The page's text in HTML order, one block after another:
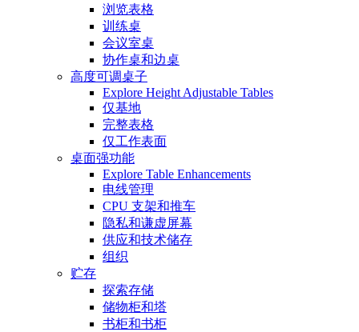
浏览表格
训练桌
会议室桌
协作桌和边桌
高度可调桌子
Explore Height Adjustable Tables
仅基地
完整表格
仅工作表面
桌面强功能
Explore Table Enhancements
电线管理
CPU 支架和推车
隐私和谦虚屏幕
供应和技术储存
组织
贮存
探索存储
储物柜和塔
书柜和书柜